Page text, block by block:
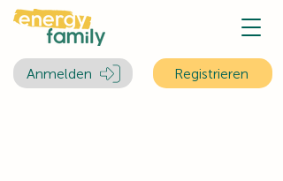
Anmelden Registrieren